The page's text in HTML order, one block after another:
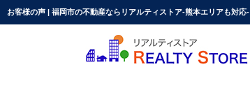
お客様の声 | 福岡市の不動産ならリアルティストア-熊本エリアも対応-